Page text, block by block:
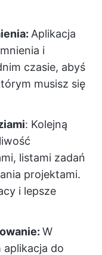
Aplikacja
i
czasie, abyś
musisz się
: Kolejną
listami zadań
projektami.
i lepsze
W
aplikacja do